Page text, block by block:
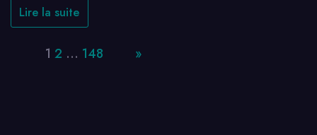
Lire la suite
1 2 … 148 »